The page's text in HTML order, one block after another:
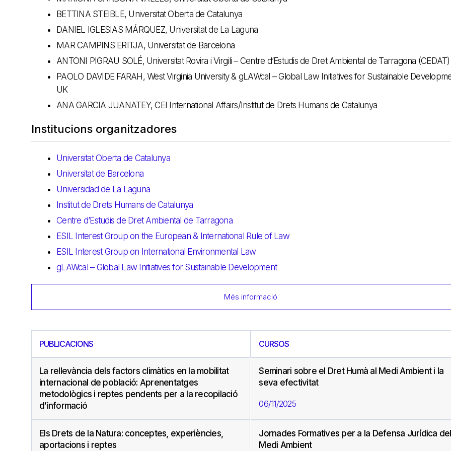
BETTINA STEIBLE, Universitat Oberta de Catalunya
DANIEL IGLESIAS MÁRQUEZ, Universitat de La Laguna
MAR CAMPINS ERITJA, Universitat de Barcelona
ANTONI PIGRAU SOLÉ, Universitat Rovira i Virgili – Centre d’Estudis de Dret Ambiental de Tarragona (CEDAT)
PAOLO DAVIDE FARAH, West Virginia University & gLAWcal – Global Law Initiatives for Sustainable
UK
ANA GARCIA JUANATEY, CEI International Affairs/Institut de Drets Humans de Catalunya
Institucions organitzadores
Universitat Oberta de Catalunya
Universitat de Barcelona
Universidad de La Laguna
Institut de Drets Humans de Catalunya
Centre d’Estudis de Dret Ambiental de Tarragona
ESIL Interest Group on the European & International Rule of Law
ESIL Interest Group on International Environmental Law
gLAWcal – Global Law Initiatives for Sustainable Development
Més informació
PUBLICACIONS
La rellevància dels factors climàtics en la mobilitat
internacional de població: Aprenentatges
metodològics i reptes pendents per a la recopilació
d’informació
Els Drets de la Natura: conceptes, experiències,
aportacions i reptes
CURSOS
Seminari sobre el Dret Humà al Medi Ambient i la
seva efectivitat
06/11/2025
Jornades Formatives per a la Defensa Jurídica del
Medi Ambient